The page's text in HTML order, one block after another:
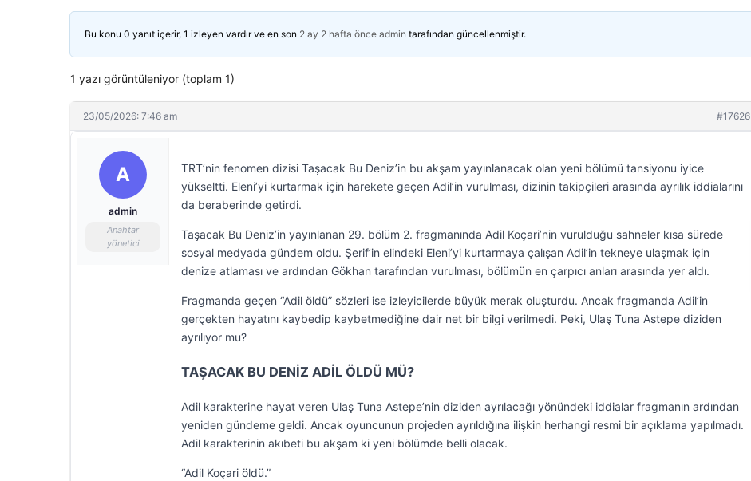
Bu konu 0 yanıt içerir, 1 izleyen vardır ve en son 2 ay 2 hafta önce admin tarafından güncellenmiştir.
1 yazı görüntüleniyor (toplam 1)
23/05/2026: 7:46 am #17626
A
admin
Anahtar
yönetici
TRT’nin fenomen dizisi Taşacak Bu Deniz’in bu akşam yayınlanacak olan yeni bölümü tansiyonu iyice
yükseltti. Eleni’yi kurtarmak için harekete geçen Adil’in vurulması, dizinin takipçileri arasında ayrılık iddialarını
da beraberinde getirdi.
Taşacak Bu Deniz’in yayınlanan 29. bölüm 2. fragmanında Adil Koçari’nin vurulduğu sahneler kısa sürede
sosyal medyada gündem oldu. Şerif’in elindeki Eleni’yi kurtarmaya çalışan Adil’in tekneye ulaşmak için
denize atlaması ve ardından Gökhan tarafından vurulması, bölümün en çarpıcı anları arasında yer aldı.
Fragmanda geçen “Adil öldü” sözleri ise izleyicilerde büyük merak oluşturdu. Ancak fragmanda Adil’in
gerçekten hayatını kaybedip kaybetmediğine dair net bir bilgi verilmedi. Peki, Ulaş Tuna Astepe diziden
ayrılıyor mu?
TAŞACAK BU DENİZ ADİL ÖLDÜ MÜ?
Adil karakterine hayat veren Ulaş Tuna Astepe’nin diziden ayrılacağı yönündeki iddialar fragmanın ardından
yeniden gündeme geldi. Ancak oyuncunun projeden ayrıldığına ilişkin herhangi resmi bir açıklama yapılmadı.
Adil karakterinin akıbeti bu akşam ki yeni bölümde belli olacak.
“Adil Koçari öldü.”